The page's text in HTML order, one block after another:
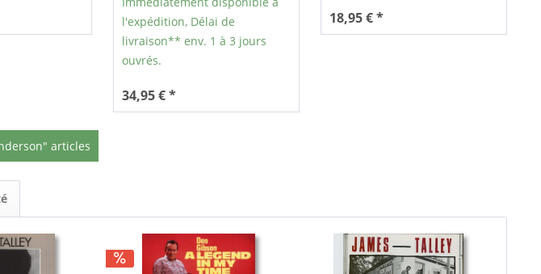
l'expédition, Délai de
livraison** env. 1 à 3 jours
ouvrés.
34,95 € *
18,95 € *
articles